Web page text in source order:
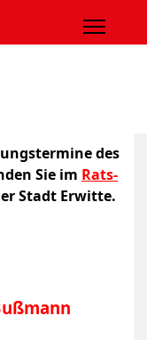
des
Sie im Rats-
Stadt Erwitte.